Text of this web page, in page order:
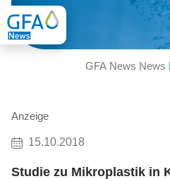
GFA News News
Anzeige
15.10.2018
Studie zu Mikroplastik in